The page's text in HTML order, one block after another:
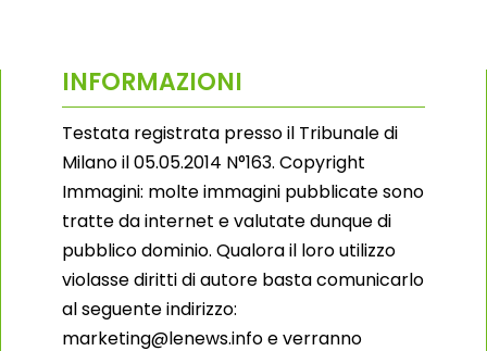
INFORMAZIONI
Testata registrata presso il Tribunale di
Milano il 05.05.2014 N°163. Copyright
Immagini: molte immagini pubblicate sono
tratte da internet e valutate dunque di
pubblico dominio. Qualora il loro utilizzo
violasse diritti di autore basta comunicarlo
al seguente indirizzo:
marketing@lenews.info e verranno